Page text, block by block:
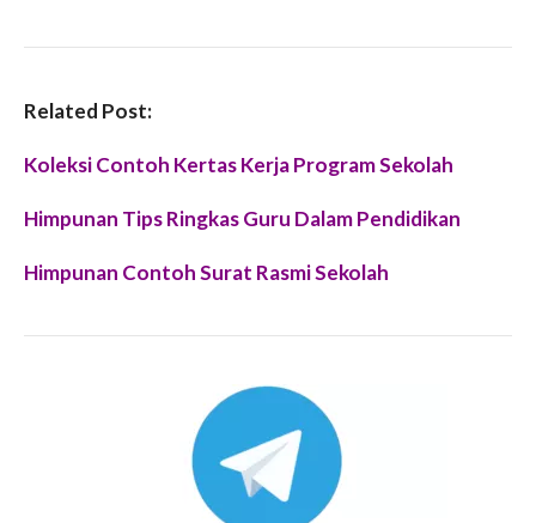
Related Post:
Koleksi Contoh Kertas Kerja Program Sekolah
Himpunan Tips Ringkas Guru Dalam Pendidikan
Himpunan Contoh Surat Rasmi Sekolah